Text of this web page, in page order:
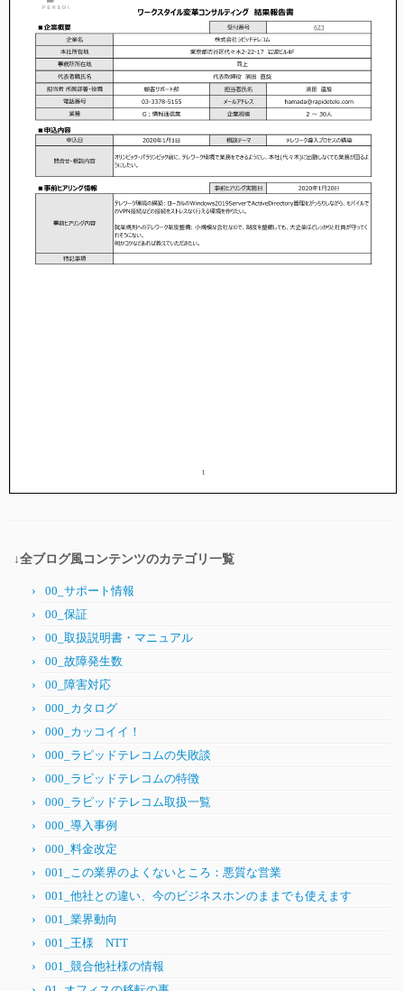
↓全ブログ風コンテンツのカテゴリ一覧
00_サポート情報
00_保証
00_取扱説明書・マニュアル
00_故障発生数
00_障害対応
000_カタログ
000_カッコイイ！
000_ラピッドテレコムの失敗談
000_ラピッドテレコムの特徴
000_ラピッドテレコム取扱一覧
000_導入事例
000_料金改定
001_この業界のよくないところ：悪質な営業
001_他社との違い、今のビジネスホンのままでも使えます
001_業界動向
001_王様 NTT
001_競合他社様の情報